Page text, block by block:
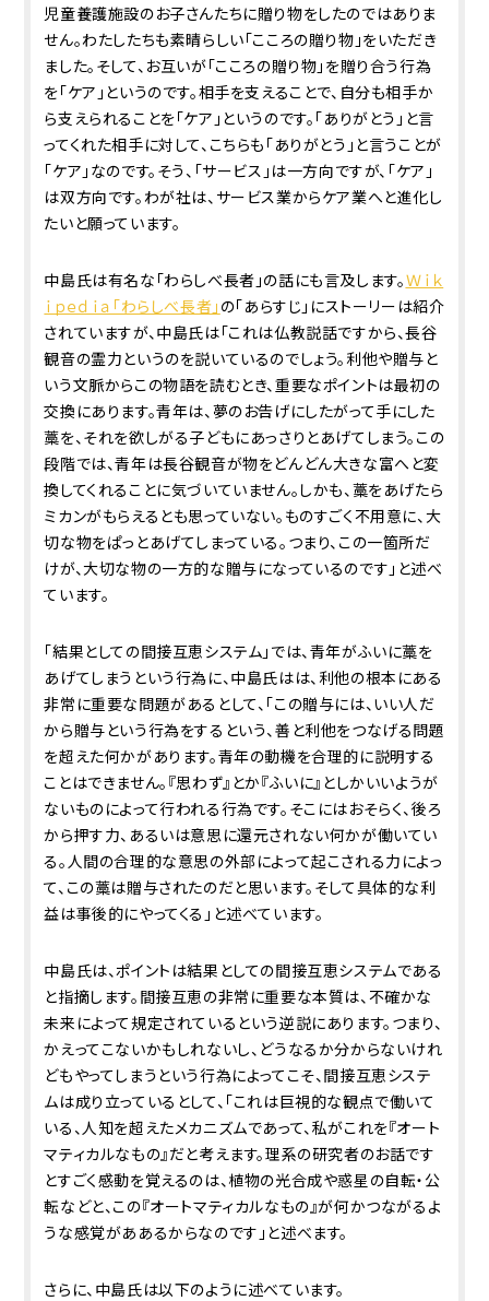
児童養護施設のお子さんたちに贈り物をしたのではありま
せん。わたしたちも素晴らしい「こころの贈り物」をいただき
ました。そして、お互いが「こころの贈り物」を贈り合う行為
を「ケア」というのです。相手を支えることで、自分も相手か
ら支えられることを「ケア」というのです。「ありがとう」と言
ってくれた相手に対して、こちらも「ありがとう」と言うことが
「ケア」なのです。そう、「サービス」は一方向ですが、「ケア」
は双方向です。わが社は、サービス業からケア業へと進化し
たいと願っています。
中島氏は有名な「わらしべ長者」の話にも言及します。Ｗｉｋ
ｉｐｅｄｉａ「わらしべ長者」 の「あらすじ」にストーリーは紹介
されていますが、中島氏は「これは仏教説話ですから、長谷
観音の霊力というのを説いているのでしょう。利他や贈与と
いう文脈からこの物語を読むとき、重要なポイントは最初の
交換にあります。青年は、夢のお告げにしたがって手にした
藁を、それを欲しがる子どもにあっさりとあげてしまう。この
段階では、青年は長谷観音が物をどんどん大きな富へと変
換してくれることに気づいていません。しかも、藁をあげたら
ミカンがもらえるとも思っていない。ものすごく不用意に、大
切な物をぱっとあげてしまっている。つまり、この一箇所だ
けが、大切な物の一方的な贈与になっているのです」と述べ
ています。
「結果としての間接互恵システム」では、青年がふいに藁を
あげてしまうという行為に、中島氏はは、利他の根本にある
非常に重要な問題があるとして、「この贈与には、いい人だ
から贈与という行為をするという、善と利他をつなげる問題
を超えた何かがあります。青年の動機を合理的に説明する
ことはできません。『思わず』とか『ふいに』としかいいようが
ないものによって行われる行為です。そこにはおそらく、後ろ
から押す力、あるいは意思に還元されない何かが働いてい
る。人間の合理的な意思の外部によって起こされる力によっ
て、この藁は贈与されたのだと思います。そして具体的な利
益は事後的にやってくる」と述べています。
中島氏は、ポイントは結果としての間接互恵システムである
と指摘します。間接互恵の非常に重要な本質は、不確かな
未来によって規定されているという逆説にあります。つまり、
かえってこないかもしれないし、どうなるか分からないけれ
どもやってしまうという行為によってこそ、間接互恵システ
ムは成り立っているとして、「これは巨視的な観点で働いて
いる、人知を超えたメカニズムであって、私がこれを『オート
マティカルなもの』だと考えます。理系の研究者のお話です
とすごく感動を覚えるのは、植物の光合成や惑星の自転・公
転などと、この『オートマティカルなもの』が何かつながるよ
うな感覚がああるからなのです」と述べます。
さらに、中島氏は以下のように述べています。